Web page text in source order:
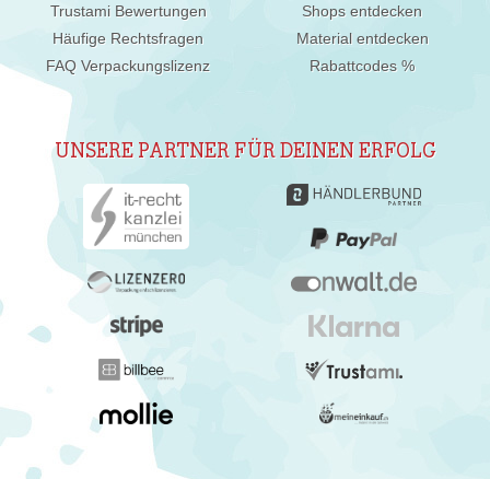
Trustami Bewertungen
Häufige Rechtsfragen
FAQ Verpackungslizenz
Shops entdecken
Material entdecken
Rabattcodes %
UNSERE PARTNER FÜR DEINEN ERFOLG